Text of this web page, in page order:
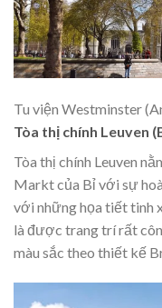
Tu viện Westminster
Tòa thị chính Leuven
Tòa thị chính Leuven
Markt của Bỉ với sự
với những họa tiết tinh
là được trang trí rất
màu sắc theo thiết kế